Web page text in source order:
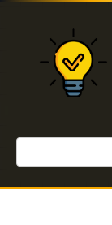
Перейти
контенту
Поиск: